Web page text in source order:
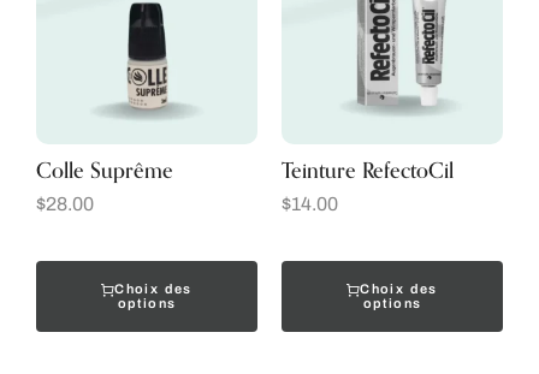
Colle Suprême
$28.00
Choix des
options
Teinture RefectoCil
$14.00
Choix des
options